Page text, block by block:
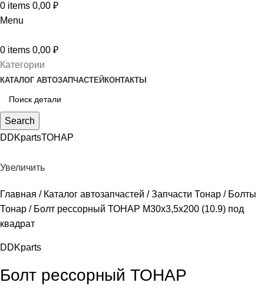
0 items 0,00 ₽
Menu
0 items 0,00 ₽
Категории
КАТАЛОГ АВТОЗАПЧАСТЕЙ КОНТАКТЫ
Search
DDKpartsТОНАР
Увеличить
Главная Каталог автозапчастей Запчасти Тонар
Болты
Тонар
Болт рессорный ТОНАР М30х3,5х200 (10.9) под
квадрат
DDKparts
Болт рессорный ТОНАР